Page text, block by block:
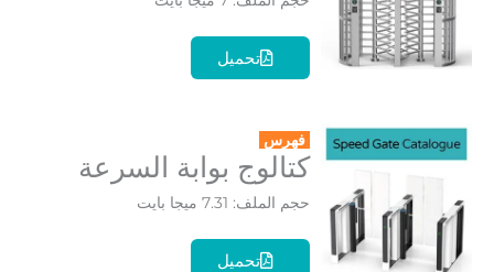
تحميل
فهرس
كتالوج بوابة السرعة
حجم الملف: 7.31 ميجا بايت
تحميل